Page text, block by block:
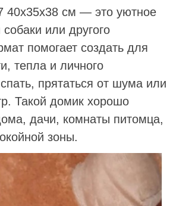
40х35х38 см — это уютное
или другого
помогает создать для
тепла и личного
прятаться от шума или
Такой домик хорошо
дачи, комнаты питомца,
зоны.